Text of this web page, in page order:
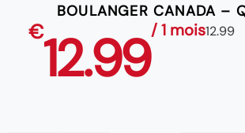
BOULANGER CANADA –
€12.99/ 1 mois12.99